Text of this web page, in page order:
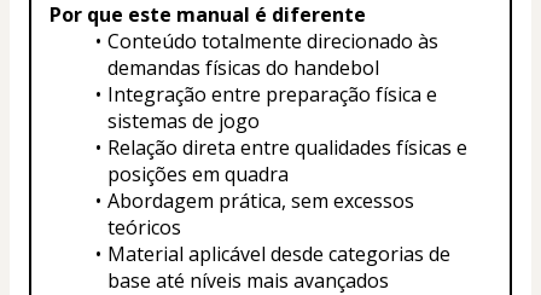
Por que este manual é diferente
Conteúdo totalmente direcionado às
demandas físicas do handebol
Integração entre preparação física e
sistemas de jogo
Relação direta entre qualidades físicas e
posições em quadra
Abordagem prática, sem excessos
teóricos
Material aplicável desde categorias de
base até níveis mais avançados